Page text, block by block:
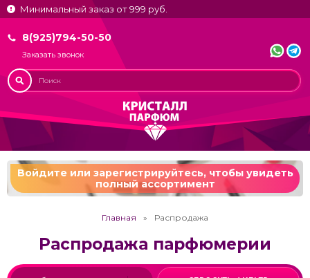
Минимальный заказ от 999 руб.
8(925)794-50-50
Заказать звонок
Войдите или зарегистрируйтесь,чтобы увидеть
полный ассортимент
Главная Распродажа
Распродажа парфюмерии